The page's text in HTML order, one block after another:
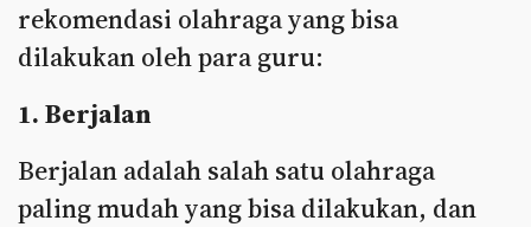
rekomendasi olahraga yang bisa
dilakukan oleh para guru:
1. Berjalan
Berjalan adalah salah satu olahraga
paling mudah yang bisa dilakukan, dan